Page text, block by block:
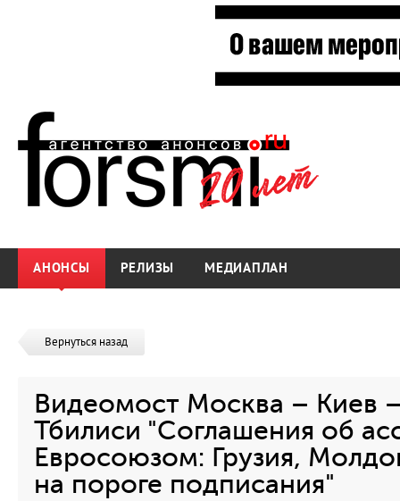
АНОНСЫ РЕЛИЗЫ МЕДИАПЛАН
Вернуться назад
Видеомост Москва – Киев
Тбилиси "Соглашения об
Евросоюзом: Грузия,
на пороге подписания"